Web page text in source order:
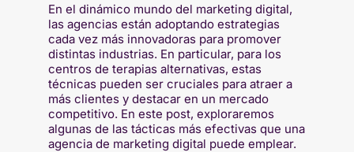
En el dinámico mundo del marketing digital,
las agencias están adoptando estrategias
cada vez más innovadoras para promover
distintas industrias. En particular, para los
centros de terapias alternativas, estas
técnicas pueden ser cruciales para atraer a
más clientes y destacar en un mercado
competitivo. En este post, exploraremos
algunas de las tácticas más efectivas que una
agencia de marketing digital puede emplear.